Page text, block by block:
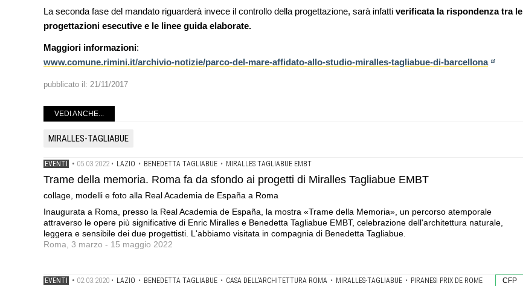
La seconda fase del mandato riguarderà invece il controllo della progettazione, sarà infatti verificata la rispondenza tra le
progettazioni esecutive e le linee guida elaborate.
Maggiori informazioni:
www.comune.rimini.it/archivio-notizie/parco-del-mare-affidato-allo-studio-miralles-tagliabue-di-barcellona
pubblicato il: 21/11/2017
VEDI ANCHE...
MIRALLES-TAGLIABUE
EVENTI • 05.03.2022 • LAZIO • BENEDETTA TAGLIABUE • MIRALLES TAGLIABUE EMBT
Trame della memoria. Roma fa da sfondo ai progetti di Miralles Tagliabue EMBT
collage, modelli e foto alla Real Academia de España a Roma
Inaugurata a Roma, presso la Real Academia de España, la mostra «Trame della Memoria», un percorso atemporale
attraverso le opere più significative di Enric Miralles e Benedetta Tagliabue EMBT, celebrazione dell'architettura naturale,
leggera e sensibile dei due progettisti. L'abbiamo visitata in compagnia di Benedetta Tagliabue.
Roma, 3 marzo - 15 maggio 2022
CFP
EVENTI • 02.03.2020 • LAZIO • BENEDETTA TAGLIABUE • CASA DELL'ARCHITETTURA ROMA • MIRALLES-TAGLIABUE • PIRANESI PRIX DE ROME